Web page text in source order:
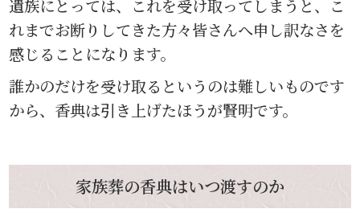
遺族にとっては、これを受け取ってしまうと、こ
れまでお断りしてきた方々皆さんへ申し訳なさを
感じることになります。
誰かのだけを受け取るというのは難しいものです
から、香典は引き上げたほうが賢明です。
家族葬の香典はいつ渡すのか